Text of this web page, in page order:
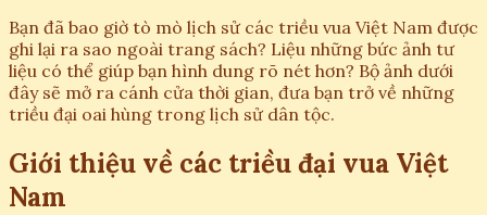
Bạn đã bao giờ tò mò lịch sử các triều vua Việt Nam được
ghi lại ra sao ngoài trang sách? Liệu những bức ảnh tư
liệu có thể giúp bạn hình dung rõ nét hơn? Bộ ảnh dưới
đây sẽ mở ra cánh cửa thời gian, đưa bạn trở về những
triều đại oai hùng trong lịch sử dân tộc.
Giới thiệu về các triều đại vua Việt
Nam